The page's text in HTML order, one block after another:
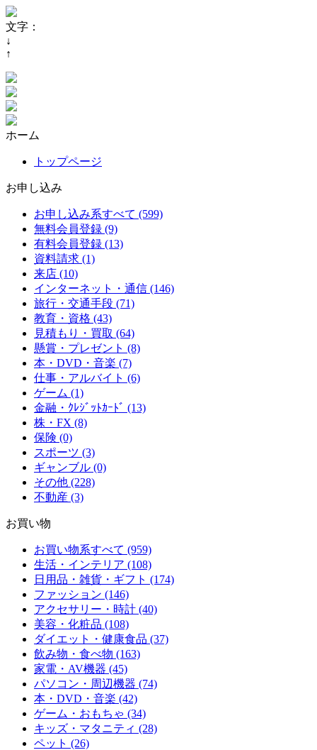
文字：
↓
↑
ホーム
トップページ
お申し込み
お申し込み系すべて (599)
無料会員登録 (9)
有料会員登録 (13)
資料請求 (1)
来店 (10)
インターネット・通信 (146)
旅行・交通手段 (71)
教育・資格 (43)
見積もり・買取 (64)
懸賞・プレゼント (8)
本・DVD・音楽 (7)
仕事・アルバイト (6)
ゲーム (1)
金融・ｸﾚｼﾞｯﾄｶｰﾄﾞ (13)
株・FX (8)
保険 (0)
スポーツ (3)
ギャンブル (0)
その他 (228)
不動産 (3)
お買い物
お買い物系すべて (959)
生活・インテリア (108)
日用品・雑貨・ギフト (174)
ファッション (146)
アクセサリー・時計 (40)
美容・化粧品 (108)
ダイエット・健康食品 (37)
飲み物・食べ物 (163)
家電・AV機器 (45)
パソコン・周辺機器 (74)
本・DVD・音楽 (42)
ゲーム・おもちゃ (34)
キッズ・マタニティ (28)
ペット (26)